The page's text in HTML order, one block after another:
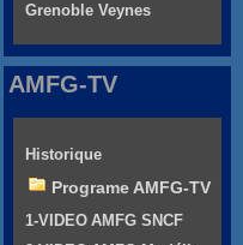
Grenoble Veynes
AMFG-TV
Historique
Programe AMFG-TV
1-VIDEO AMFG SNCF